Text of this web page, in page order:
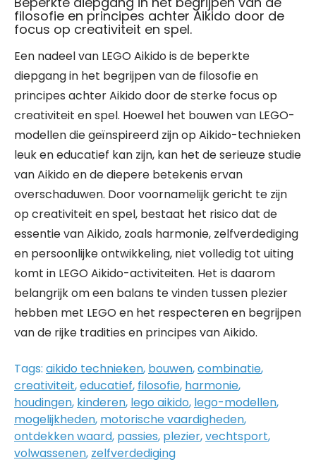
filosofie en principes achter Aikido door de
focus op creativiteit en spel.
Een nadeel van LEGO Aikido is de beperkte
diepgang in het begrijpen van de filosofie en
principes achter Aikido door de sterke focus op
creativiteit en spel. Hoewel het bouwen van LEGO-
modellen die geïnspireerd zijn op Aikido-technieken
leuk en educatief kan zijn, kan het de serieuze studie
van Aikido en de diepere betekenis ervan
overschaduwen. Door voornamelijk gericht te zijn
op creativiteit en spel, bestaat het risico dat de
essentie van Aikido, zoals harmonie, zelfverdediging
en persoonlijke ontwikkeling, niet volledig tot uiting
komt in LEGO Aikido-activiteiten. Het is daarom
belangrijk om een balans te vinden tussen plezier
hebben met LEGO en het respecteren en begrijpen
van de rijke tradities en principes van Aikido.
Tags: aikido technieken, bouwen,combinatie,
creativiteit,educatief, filosofie, harmonie,
houdingen, kinderen, lego aikido, lego-modellen,
mogelijkheden, motorische vaardigheden,
ontdekken waard, passies, plezier,vechtsport,
volwassenen, zelfverdediging